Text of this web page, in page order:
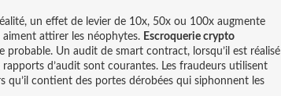
un effet de levier de 10x, 50x ou 100x augmente
aiment attirer les néophytes. Escroquerie crypto
Un audit de smart contract, lorsqu’il est réalisé
d’audit sont courantes. Les fraudeurs utilisent
qu’il contient des portes dérobées qui siphonnent les